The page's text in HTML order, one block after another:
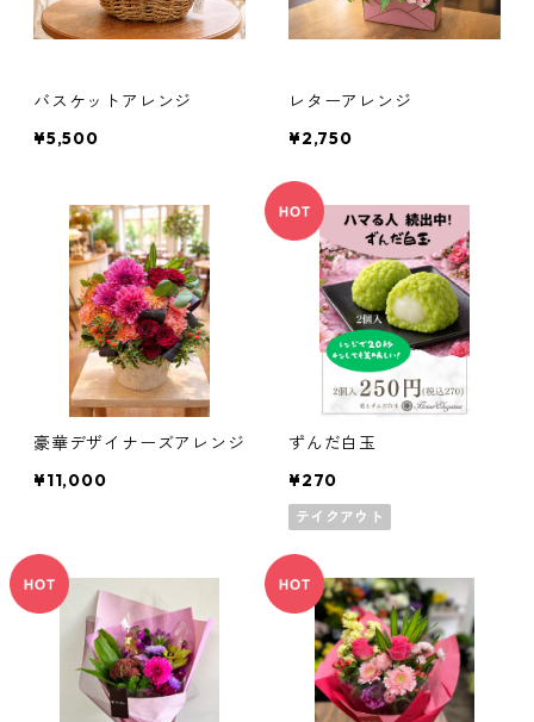
バスケットアレンジ
¥5,500
レターアレンジ
¥2,750
豪華デザイナーズアレンジ
¥11,000
ずんだ白玉
¥270
テイクアウト